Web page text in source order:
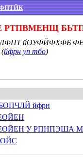
РТПВМЕНЩ
йОУФЙФХФБ
(йфрн уп тбо)
йфрн
У РПНПЭША